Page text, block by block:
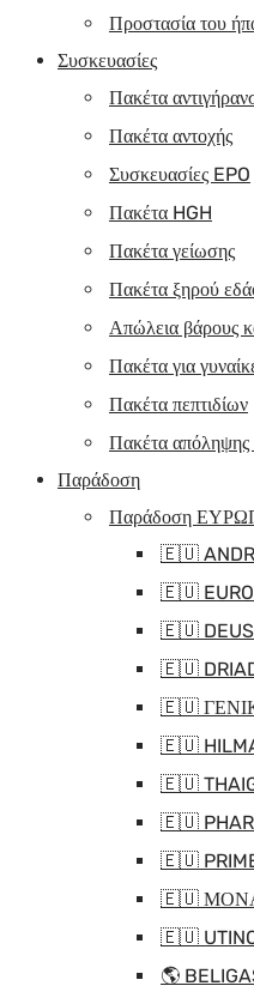
Προστασία του
Συσκευασίες
Πακέτα
Πακέτα αντοχής
Συσκευασίες EPO
Πακέτα HGH
Πακέτα γείωσης
Πακέτα ξηρού
Απώλεια βάρους
Πακέτα για
Πακέτα πεπτιδίων
Πακέτα απόληψης
Παράδοση
Παράδοση
🇪🇺
🇪🇺
🇪🇺
🇪🇺
🇪🇺
🇪🇺
🇪🇺
🇪🇺
🇪🇺
🇪🇺
🇪🇺
🌎